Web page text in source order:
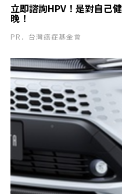
立即諮詢HPV！是對自己
晚！
PR．台灣癌症基金會